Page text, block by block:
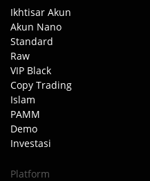
Ikhtisar Akun
Akun Nano
Standard
Raw
VIP Black
Copy Trading
Islam
PAMM
Demo
Investasi
Platform